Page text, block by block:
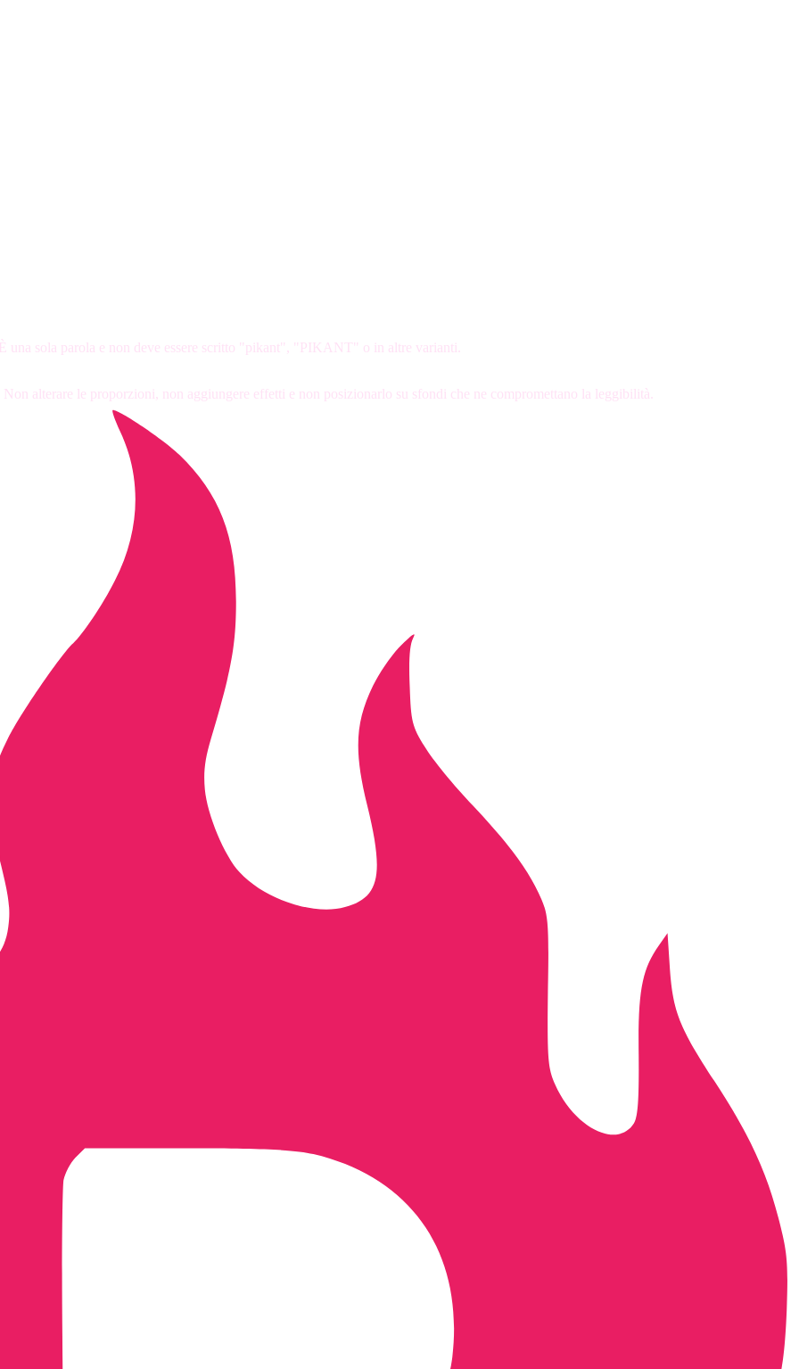
sola parola e non deve essere scritto "pikant", "PIKANT" o in altre varianti.
alterare le proporzioni, non aggiungere effetti e non posizionarlo su sfondi che ne compromettano la leggibilità.